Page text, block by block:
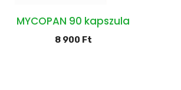
MYCOPAN 90 kapszula
8 900 Ft